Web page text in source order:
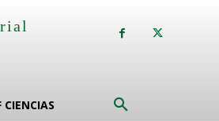
CIENCIAS